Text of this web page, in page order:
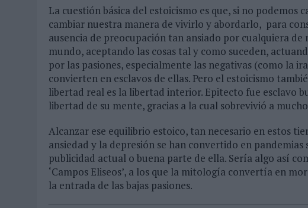
La cuestión básica del estoicismo es que, si no podemos
cambiar nuestra manera de vivirlo y abordarlo, para
ausencia de preocupación tan ansiado por cualquiera
mundo, aceptando las cosas tal y como suceden,
por las pasiones, especialmente las negativas (como la
convierten en esclavos de ellas. Pero el estoicismo
libertad real es la libertad interior. Epitecto fue esclavo
libertad de su mente, gracias a la cual sobrevivió a
Alcanzar ese equilibrio estoico, tan necesario en estos
ansiedad y la depresión se han convertido en pandemias
publicidad actual o buena parte de ella. Sería algo así
‘Campos Eliseos’, a los que la mitología convertía en
la entrada de las bajas pasiones.